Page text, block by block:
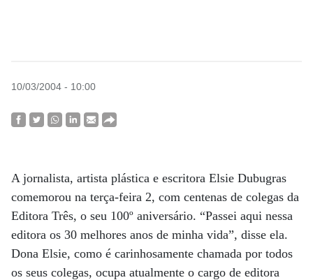
10/03/2004 - 10:00
A jornalista, artista plástica e escritora Elsie Dubugras
comemorou na terça-feira 2, com centenas de colegas da
Editora Três, o seu 100º aniversário. “Passei aqui nessa
editora os 30 melhores anos de minha vida”, disse ela.
Dona Elsie, como é carinhosamente chamada por todos
os seus colegas, ocupa atualmente o cargo de editora